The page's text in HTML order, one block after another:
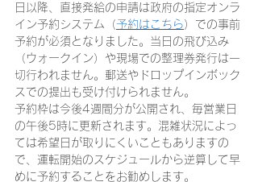
日以降、直接発給の申請は政府の指定オンラ
イン予約システム（予約はこちら）での事前
予約が必須となりました。当日の飛び込み
（ウォークイン）や現場での整理券発行は一
切行われません。郵送やドロップインボック
スでの提出も受け付けられません。
予約枠は今後4週間分が公開され、毎営業日
の午後5時に更新されます。混雑状況によっ
ては希望日が取りにくいこともありますの
で、運転開始のスケジュールから逆算して早
めに予約することをお勧めします。